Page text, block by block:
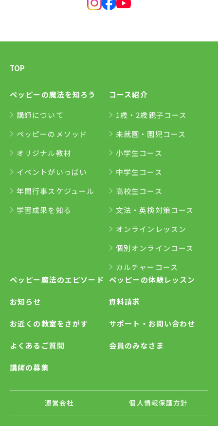
TOP
ペッピーの魔法を知ろう
講師について
ペッピーのメソッド
オリジナル教材
イベントがいっぱい
年間行事スケジュール
学習成果を知る
コース紹介
1歳・2歳親子コース
未就園・園児コース
小学生コース
中学生コース
高校生コース
文法・英検対策コース
オンラインレッスン
個別オンラインコース
カルチャーコース
ペッピー魔法のエピソード
お知らせ
お近くの教室をさがす
よくあるご質問
講師の募集
ペッピーの体験レッスン
資料請求
サポート・お問い合わせ
会員のみなさま
運営会社 個人情報保護方針